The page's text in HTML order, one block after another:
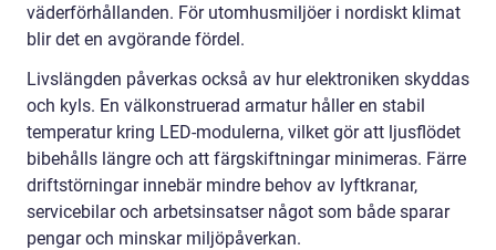
väderförhållanden. För utomhusmiljöer i nordiskt klimat
blir det en avgörande fördel.
Livslängden påverkas också av hur elektroniken skyddas
och kyls. En välkonstruerad armatur håller en stabil
temperatur kring LED-modulerna, vilket gör att ljusflödet
bibehålls längre och att färgskiftningar minimeras. Färre
driftstörningar innebär mindre behov av lyftkranar,
servicebilar och arbetsinsatser något som både sparar
pengar och minskar miljöpåverkan.